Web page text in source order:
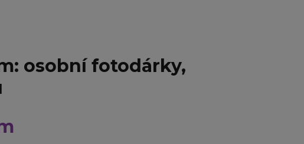
osobní fotodárky,